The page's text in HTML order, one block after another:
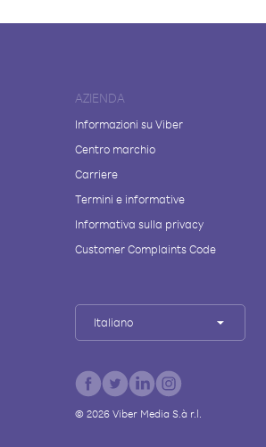
AZIENDA
Informazioni su Viber
Centro marchio
Carriere
Termini e informative
Informativa sulla privacy
Customer Complaints Code
Italiano
© 2026Viber Media S.à r.l.